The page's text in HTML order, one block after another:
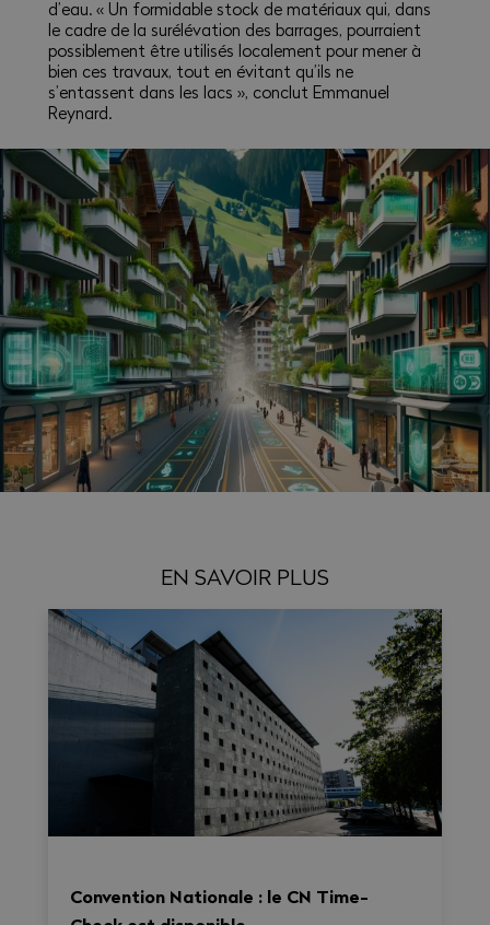
d’eau. « Un formidable stock de matériaux qui, dans
le cadre de la surélévation des barrages, pourraient
possiblement être utilisés localement pour mener à
bien ces travaux, tout en évitant qu’ils ne
s’entassent dans les lacs », conclut Emmanuel
Reynard.
EN SAVOIR PLUS
Convention Nationale : le CN Time-